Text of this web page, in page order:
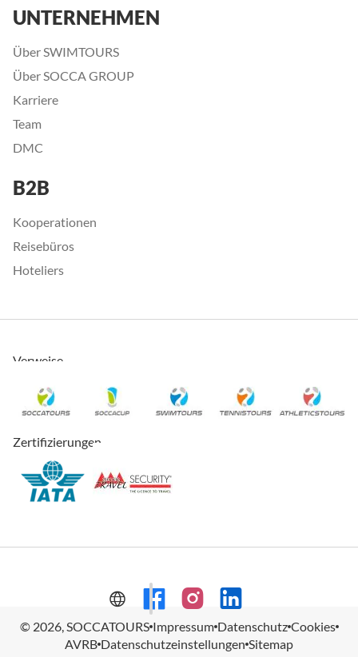
UNTERNEHMEN
Über SWIMTOURS
Über SOCCA GROUP
Karriere
Team
DMC
B2B
Kooperationen
Reisebüros
Hoteliers
Verweise
Zertifizierungen
© 2026, SOCCATOURS Impressum Datenschutz Cookies
AVRB Datenschutzeinstellungen Sitemap